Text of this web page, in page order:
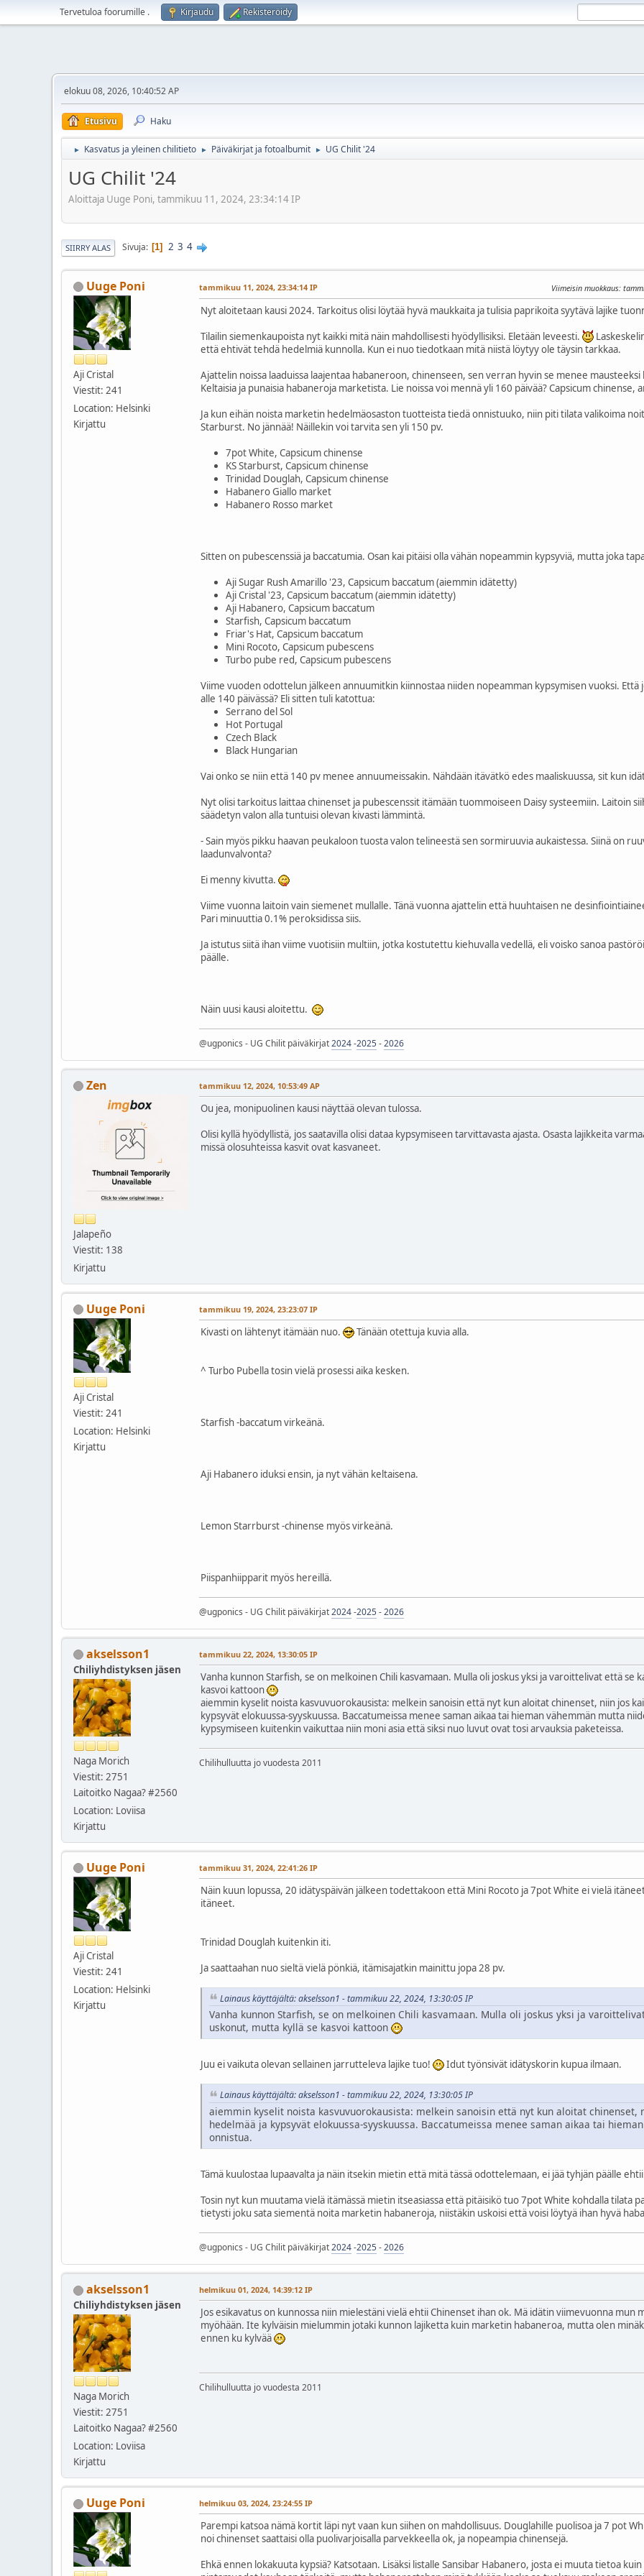
Tervetuloa foorumille . Kirjaudu Rekisteröidy
elokuu 08, 2026, 10:40:52 AP
Etusivu Haku
► Kasvatus ja yleinen chilitieto ► Päiväkirjat ja fotoalbumit ► UG Chilit '24
UG Chilit '24
Aloittaja Uuge Poni, tammikuu 11, 2024, 23:34:14 IP
SIIRRY ALAS Sivuja 1 2 3 4
Uuge Poni
Aji Cristal
Viestit: 241
Location: Helsinki
Kirjattu
tammikuu 11, 2024, 23:34:14 IP Viimeisin muokkaus:
Nyt aloitetaan kausi 2024. Tarkoitus olisi löytää hyvä maukkaita ja tulisia paprikoita syytävä lajike
Tilailin siemenkaupoista nyt kaikki mitä näin mahdollisesti hyödyllisiksi. Eletään leveesti.
että ehtivät tehdä hedelmiä kunnolla. Kun ei nuo tiedotkaan mitä niistä löytyy ole täysin tarkkaa.
Ajattelin noissa laaduissa laajentaa habaneroon, chinenseen, sen verran hyvin se menee
Keltaisia ja punaisia habaneroja marketista. Lie noissa voi mennä yli 160 päivää? Capsicum chinense,
Ja kun eihän noista marketin hedelmäosaston tuotteista tiedä onnistuuko, niin piti tilata valikoima
Starburst. No jännää! Näillekin voi tarvita sen yli 150 pv.
7pot White, Capsicum chinense
KS Starburst, Capsicum chinense
Trinidad Douglah, Capsicum chinense
Habanero Giallo market
Habanero Rosso market
Sitten on pubescenssiä ja baccatumia. Osan kai pitäisi olla vähän nopeammin kypsyviä, mutta joka
Aji Sugar Rush Amarillo '23, Capsicum baccatum (aiemmin idätetty)
Aji Cristal '23, Capsicum baccatum (aiemmin idätetty)
Aji Habanero, Capsicum baccatum
Starfish, Capsicum baccatum
Friar's Hat, Capsicum baccatum
Mini Rocoto, Capsicum pubescens
Turbo pube red, Capsicum pubescens
Viime vuoden odottelun jälkeen annuumitkin kiinnostaa niiden nopeamman kypsymisen vuoksi. Että
alle 140 päivässä? Eli sitten tuli katottua:
Serrano del Sol
Hot Portugal
Czech Black
Black Hungarian
Vai onko se niin että 140 pv menee annuumeissakin. Nähdään itävätkö edes maaliskuussa, sit kun
Nyt olisi tarkoitus laittaa chinenset ja pubescenssit itämään tuommoiseen Daisy systeemiin. Laitoin
säädetyn valon alla tuntuisi olevan kivasti lämmintä.
- Sain myös pikku haavan peukaloon tuosta valon telineestä sen sormiruuvia aukaistessa. Siinä on
laadunvalvonta?
Ei menny kivutta.
Viime vuonna laitoin vain siemenet mullalle. Tänä vuonna ajattelin että huuhtaisen ne
Pari minuuttia 0.1% peroksidissa siis.
Ja istutus siitä ihan viime vuotisiin multiin, jotka kostutettu kiehuvalla vedellä, eli voisko sanoa
päälle.
Näin uusi kausi aloitettu.
@ugponics - UG Chilit päiväkirjat2024-2025 -2026
Zen
Jalapeño
Viestit: 138
Kirjattu
tammikuu 12, 2024, 10:53:49 AP
Ou jea, monipuolinen kausi näyttää olevan tulossa.
Olisi kyllä hyödyllistä, jos saatavilla olisi dataa kypsymiseen tarvittavasta ajasta. Osasta lajikkeita
missä olosuhteissa kasvit ovat kasvaneet.
Uuge Poni
Aji Cristal
Viestit: 241
Location: Helsinki
Kirjattu
tammikuu 19, 2024, 23:23:07 IP
Kivasti on lähtenyt itämään nuo. Tänään otettuja kuvia alla.
^ Turbo Pubella tosin vielä prosessi aika kesken.
Starfish -baccatum virkeänä.
Aji Habanero iduksi ensin, ja nyt vähän keltaisena.
Lemon Starrburst -chinense myös virkeänä.
Piispanhiipparit myös hereillä.
@ugponics - UG Chilit päiväkirjat2024-2025 -2026
akselsson1
Chiliyhdistyksen jäsen
Naga Morich
Viestit: 2751
Laitoitko Nagaa? #2560
Location: Loviisa
Kirjattu
tammikuu 22, 2024, 13:30:05 IP
Vanha kunnon Starfish, se on melkoinen Chili kasvamaan. Mulla oli joskus yksi ja varoittelivat että se
kasvoi kattoon
aiemmin kyselit noista kasvuvuorokausista: melkein sanoisin että nyt kun aloitat chinenset, niin jos
kypsyvät elokuussa-syyskuussa. Baccatumeissa menee saman aikaa tai hieman vähemmän mutta
kypsymiseen kuitenkin vaikuttaa niin moni asia että siksi nuo luvut ovat tosi arvauksia paketeissa.
Chilihulluutta jo vuodesta 2011
Uuge Poni
Aji Cristal
Viestit: 241
Location: Helsinki
Kirjattu
tammikuu 31, 2024, 22:41:26 IP
Näin kuun lopussa, 20 idätyspäivän jälkeen todettakoon että Mini Rocoto ja 7pot White ei vielä
itäneet.
Trinidad Douglah kuitenkin iti.
Ja saattaahan nuo sieltä vielä pönkiä, itämisajatkin mainittu jopa 28 pv.
Lainaus käyttäjältä: akselsson1 - tammikuu 22, 2024, 13:30:05 IP
Vanha kunnon Starfish, se on melkoinen Chili kasvamaan. Mulla oli joskus yksi ja
uskonut, mutta kyllä se kasvoi kattoon
Juu ei vaikuta olevan sellainen jarrutteleva lajike tuo! Idut työnsivät idätyskorin kupua ilmaan.
Lainaus käyttäjältä: akselsson1 - tammikuu 22, 2024, 13:30:05 IP
aiemmin kyselit noista kasvuvuorokausista: melkein sanoisin että nyt kun aloitat chinenset,
hedelmää ja kypsyvät elokuussa-syyskuussa. Baccatumeissa menee saman aikaa tai
onnistua.
Tämä kuulostaa lupaavalta ja näin itsekin mietin että mitä tässä odottelemaan, ei jää tyhjän päälle
Tosin nyt kun muutama vielä itämässä mietin itseasiassa että pitäisikö tuo 7pot White kohdalla tilata
tietysti joku sata siementä noita marketin habaneroja, niistäkin uskoisi että voisi löytyä ihan hyvä
@ugponics - UG Chilit päiväkirjat2024-2025 -2026
akselsson1
Chiliyhdistyksen jäsen
Naga Morich
Viestit: 2751
Laitoitko Nagaa? #2560
Location: Loviisa
Kirjattu
helmikuu 01, 2024, 14:39:12 IP
Jos esikavatus on kunnossa niin mielestäni vielä ehtii Chinenset ihan ok. Mä idätin viimevuonna mun
myöhään. Ite kylväisin mielummin jotaki kunnon lajiketta kuin marketin habaneroa, mutta olen
ennen ku kylvää
Chilihulluutta jo vuodesta 2011
Uuge Poni helmikuu 03, 2024, 23:24:55 IP
Parempi katsoa nämä kortit läpi nyt vaan kun siihen on mahdollisuus. Douglahille puolisoa ja 7 pot
noi chinenset saattaisi olla puolivarjoisalla parvekkeella ok, ja nopeampia chinensejä.
Ehkä ennen lokakuuta kypsiä? Katsotaan. Lisäksi listalle Sansibar Habanero, josta ei muuta tietoa